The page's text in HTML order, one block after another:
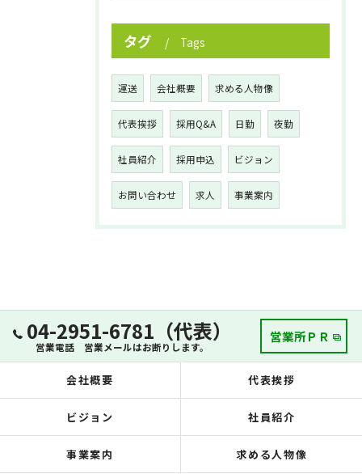
タグ Tags
運送 会社概要 求める人物像
代表挨拶 採用Q&A 日勤 夜勤
社員紹介 採用申込 ビジョン
お問い合わせ 求人 事業案内
04-2951-6781（代表）
営業電話 営業メールはお断りします。
営業所ＰＲ
会社概要 代表挨拶
ビジョン 社員紹介
事業案内 求める人物像